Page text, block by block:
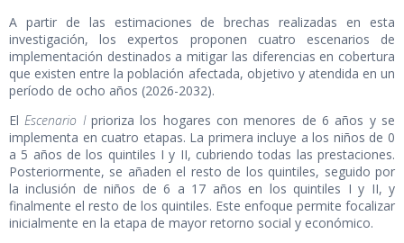
A partir de las estimaciones de brechas realizadas en esta
investigación, los expertos proponen cuatro escenarios de
implementación destinados a mitigar las diferencias en cobertura
que existen entre la población afectada, objetivo y atendida en un
período de ocho años (2026-2032).
ElEscenario Iprioriza los hogares con menores de 6 años y se
implementa en cuatro etapas. La primera incluye a los niños de 0
a 5 años de los quintiles I y II, cubriendo todas las prestaciones.
Posteriormente, se añaden el resto de los quintiles, seguido por
la inclusión de niños de 6 a 17 años en los quintiles I y II, y
finalmente el resto de los quintiles. Este enfoque permite focalizar
inicialmente en la etapa de mayor retorno social y económico.